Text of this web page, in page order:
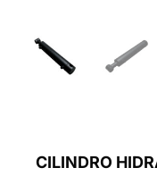
CILINDRO